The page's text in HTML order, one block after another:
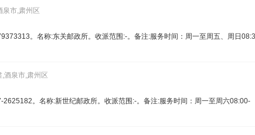
泉市,肃州区
。名称:东关邮政所。收派范围:-。备注:服务时间：周一至周五、周日
,酒泉市,肃州区
。名称:新世纪邮政所。收派范围:-。备注:服务时间：周一至周六08:00-